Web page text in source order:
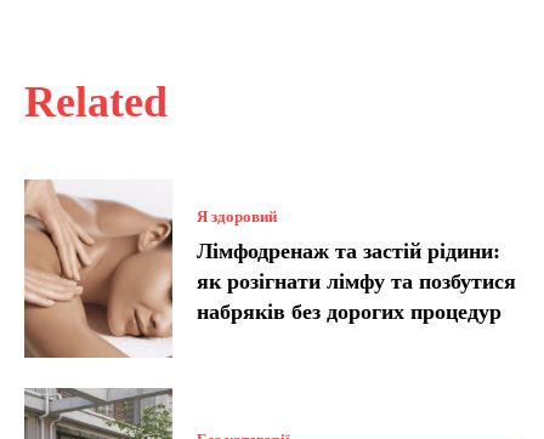
Related
Я здоровий
Лімфодренаж та застій рідини:
як розігнати лімфу та позбутися
набряків без дорогих процедур